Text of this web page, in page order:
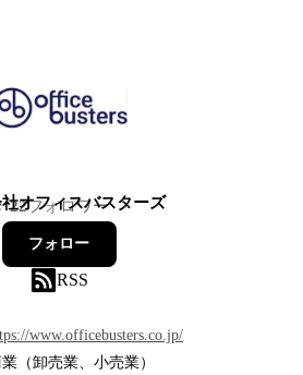
オフィスバスターズ
22フォロワー
フォロー
RSS
www.officebusters.co.jp/
（卸売業、小売業）